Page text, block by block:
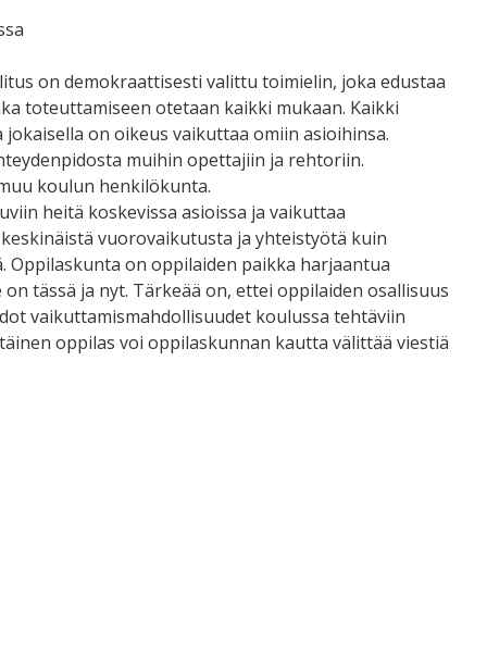
on demokraattisesti valittu toimielin, joka edustaa
toteuttamiseen otetaan kaikki mukaan. Kaikki
on oikeus vaikuttaa omiin asioihinsa.
muihin opettajiin ja rehtoriin.
koulun henkilökunta.
heitä koskevissa asioissa ja vaikuttaa
vuorovaikutusta ja yhteistyötä kuin
on oppilaiden paikka harjaantua
tässä ja nyt. Tärkeää on, ettei oppilaiden osallisuus
vaikuttamismahdollisuudet koulussa tehtäviin
oppilas voi oppilaskunnan kautta välittää viestiä